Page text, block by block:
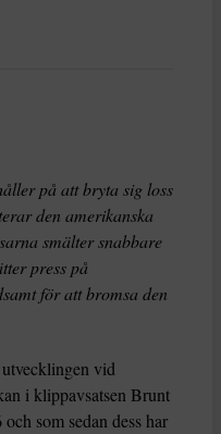
på att bryta sig loss
den amerikanska
smälter snabbare
press på
för att bromsa den
vid
i klippavsatsen Brunt
som sedan dess har